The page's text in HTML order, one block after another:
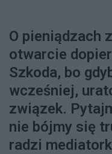
O pieniądzach
otwarcie
Szkoda, bo
wcześniej,
związek.
nie bójmy się
radzi